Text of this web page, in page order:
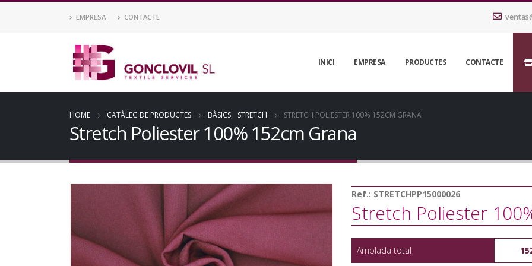
EMPRESA CONTACTE
INICI EMPRESA PRODUCTES CONTACTE
HOME CATÀLEG DE PRODUCTES BÀSICS, STRETCH STRETCH POLIESTER 100% 152CM GRANA
Stretch Poliester 100% 152cm Grana
Ref.: STRETCHPP15000026
Stretch Poliester
Amplada total